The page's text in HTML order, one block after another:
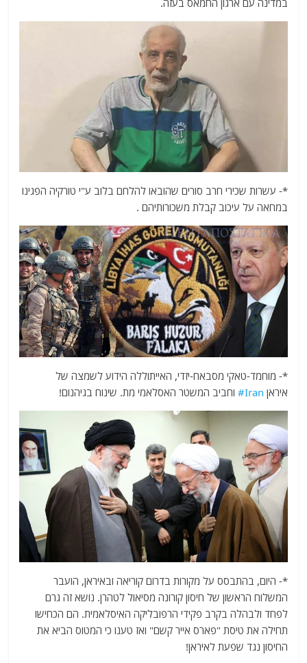
*- עשרות שכירי חרב סורים שהובאו להלחם בלוב ע"י טורקיה הפגינו
במחאה על עיכוב קבלת משכורותיהם .
*- מוחמד-טאקי מסבאח-יזדי, האייתוללה הידוע לשמצה של
איראן #Iran וחביב המשטר האסלאמי מת. שינוח בגיהנום!
*- היום, בהתבסס על מקורות בדרום קוריאה ובאיראן, הועבר
המשלוח הראשון של חיסון קורונה מסיאול לטהרן. נושא זה גרם
לפחד ולבהלה בקרב פקידי הרפובליקה האיסלאמית. הם הכחישו
תחילה את טיסת "פארס אייר קשם" ואז טענו כי המטוס הביא את
החיסון נגד שפעת לאיראן!